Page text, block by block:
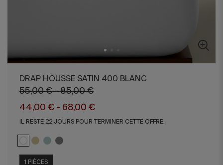
DRAP HOUSSE SATIN 400 BLANC
55,00 € - 85,00 €
44,00 € - 68,00 €
IL RESTE 22 JOURS POUR TERMINER CETTE OFFRE.
1 PIÈCES